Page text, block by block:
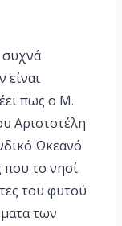
είναι
πως ο Μ.
Αριστοτέλη
Ωκεανό
που το νησί
του φυτού
των